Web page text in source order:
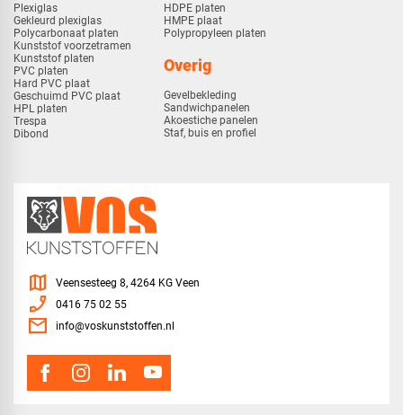
Plexiglas
Gekleurd plexiglas
Polycarbonaat platen
Kunststof voorzetramen
Kunststof platen
PVC platen
Hard PVC plaat
Geschuimd PVC plaat
HPL platen
Trespa
Dibond
HDPE platen
HMPE plaat
Polypropyleen platen
Overig
Gevelbekleding
Sandwichpanelen
Akoestiche panelen
Staf, buis en profiel
map Veensesteeg 8, 4264 KG Veen
phone_enabled 0416 75 02 55
mail info@voskunststoffen.nl